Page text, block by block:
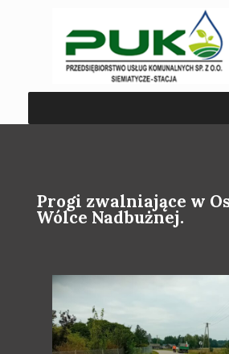
Progi zwalniające w
Wólce Nadbużnej.